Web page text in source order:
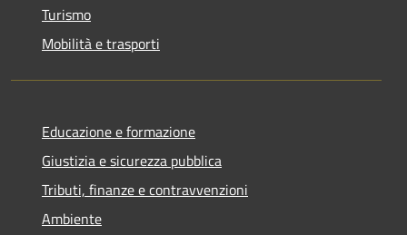
Turismo
Mobilità e trasporti
Educazione e formazione
Giustizia e sicurezza pubblica
Tributi, finanze e contravvenzioni
Ambiente